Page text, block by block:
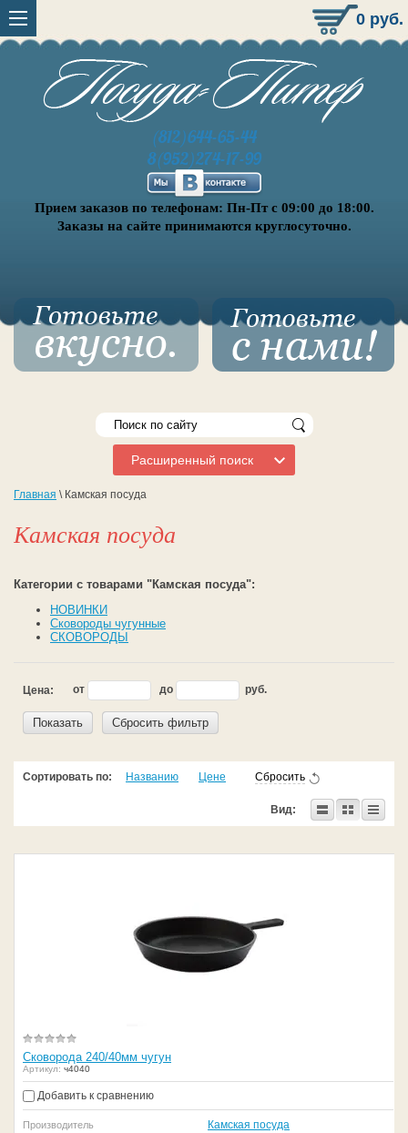
0 руб.
(812)644-65-44
8(952)274-17-99
Прием заказов по телефонам: Пн-Пт с 09:00 до 18:00.
Заказы на сайте принимаются круглосуточно.
Расширенный поиск
Главная \ Камская посуда
Камская посуда
Категории с товарами "Камская посуда":
НОВИНКИ
Сковороды чугунные
СКОВОРОДЫ
Цена: от до руб.
Показать Сбросить фильтр
Сортировать по: Названию Цене Сбросить
Вид:
Сковорода 240/40мм чугун
Артикул: ч4040
Добавить к сравнению
Производитель Камская посуда